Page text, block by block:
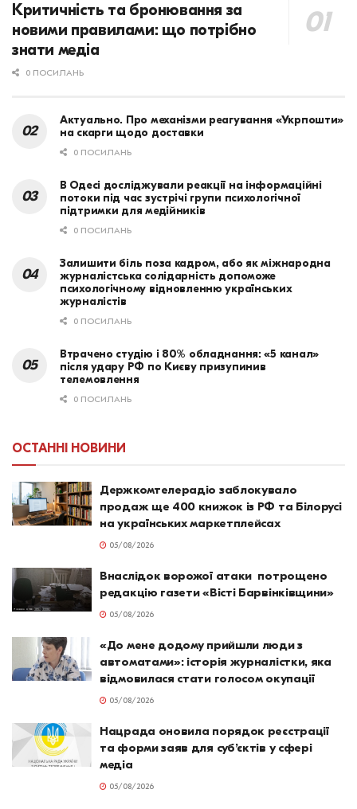
Критичність та бронювання за
новими правилами: що потрібно
знати медіа
0 ПОСИЛАНЬ
Актуально. Про механізми реагування «Укрпошти»
на скарги щодо доставки
0 ПОСИЛАНЬ
В Одесі досліджували реакції на інформаційні
потоки під час зустрічі групи психологічної
підтримки для медійників
0 ПОСИЛАНЬ
Залишити біль поза кадром, або як міжнародна
журналістська солідарність допоможе
психологічному відновленню українських
журналістів
0 ПОСИЛАНЬ
Втрачено студію і 80% обладнання: «5 канал»
після удару РФ по Києву призупинив
телемовлення
0 ПОСИЛАНЬ
ОСТАННІ НОВИНИ
Держкомтелерадіо заблокувало
продаж ще 400 книжок із РФ та Білорусі
на українських маркетплейсах
05/08/2026
Внаслідок ворожої атаки потрощено
редакцію газети «Вісті Барвінківщини»
05/08/2026
«До мене додому прийшли люди з
автоматами»: історія журналістки, яка
відмовилася стати голосом окупації
05/08/2026
Нацрада оновила порядок реєстрації
та форми заяв для суб’єктів у сфері
медіа
05/08/2026